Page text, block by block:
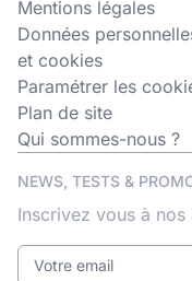
Mentions légales
Données
et cookies
Paramétrer les
Plan de site
Qui sommes-nous ?
NEWS, TESTS &
Inscrivez vous à